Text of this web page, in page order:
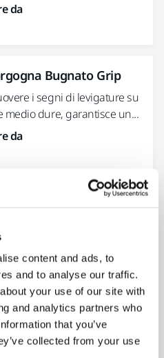
content and ads, to
and to analyse our traffic.
your use of our site with
and analytics partners who
that you’ve
collected from your use
da
Bugnato Grip
i segni di levigature su
medio dure, garantisce un...
da
Liscio Reticolato
con la lucidatrice Mirka®
da
Bugnato Grip